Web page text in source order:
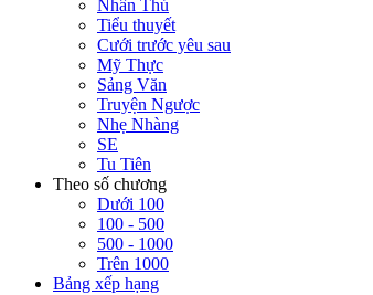
Nhân Thú
Tiểu thuyết
Cưới trước yêu sau
Mỹ Thực
Sảng Văn
Truyện Ngược
Nhẹ Nhàng
SE
Tu Tiên
Theo số chương
Dưới 100
100 - 500
500 - 1000
Trên 1000
Bảng xếp hạng